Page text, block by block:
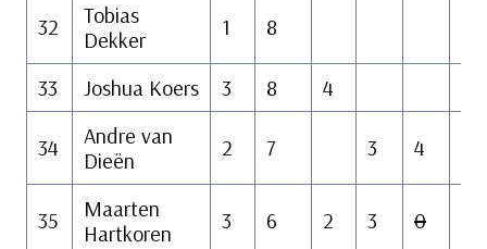
32
Tobias
Dekker
1 8
33 Joshua Koers 3 8 4
34
Andre van
Dieën
2 7 3 4
35
Maarten
Hartkoren
3 6 2 3 0